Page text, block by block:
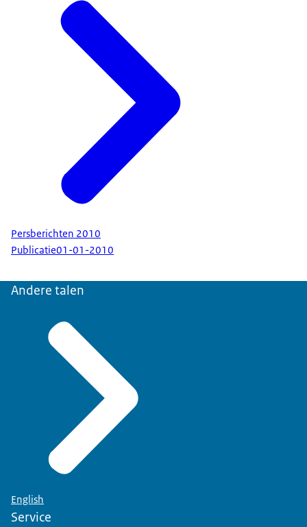
Persberichten 2010
Publicatie01-01-2010
Andere talen
English
Service